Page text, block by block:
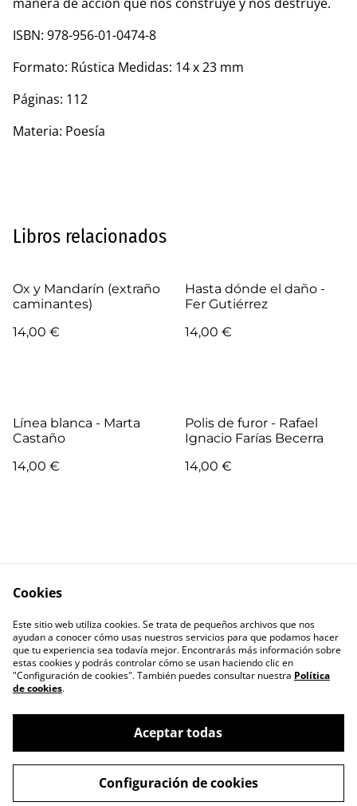
ISBN: 978-956-01-0474-8
Formato: Rústica Medidas: 14 x 23 mm
Páginas: 112
Materia: Poesía
Libros relacionados
Ox y Mandarín (extraño
caminantes)
14,00 €
Hasta dónde el daño -
Fer Gutiérrez
14,00 €
Línea blanca - Marta
Castaño
14,00 €
Polis de furor - Rafael
Ignacio Farías Becerra
14,00 €
Política de
privacidad
Política de cookies
©2026RIL editores
powered by
Cookies
Este sitio web utiliza cookies. Se trata de pequeños archivos que nos
ayudan a conocer cómo usas nuestros servicios para que podamos hacer
que tu experiencia sea todavía mejor. Encontrarás más información sobre
estas cookies y podrás controlar cómo se usan haciendo clic en
"Configuración de cookies". También puedes consultar nuestra Política
de cookies.
Aceptar todas
Configuración de cookies